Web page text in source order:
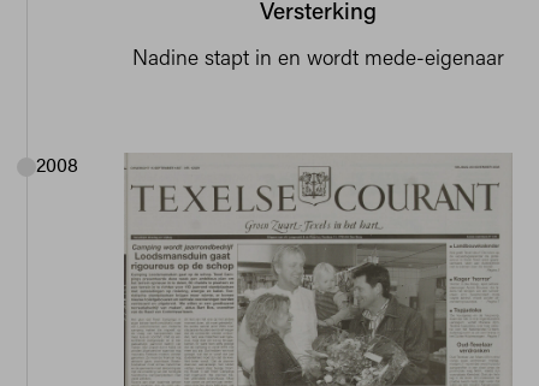
Versterking
Nadine stapt in en wordt mede-eigenaar
2008